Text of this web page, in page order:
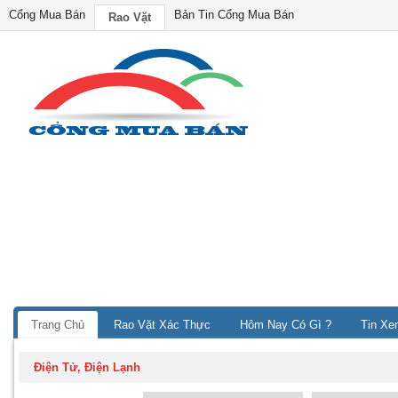
Cổng Mua Bán Rao Vặt Bản Tin Cổng Mua Bán
Trang Chủ Rao Vặt Xác Thực Hôm Nay Có Gì ? Tin
Điện Tử, Điện Lạnh